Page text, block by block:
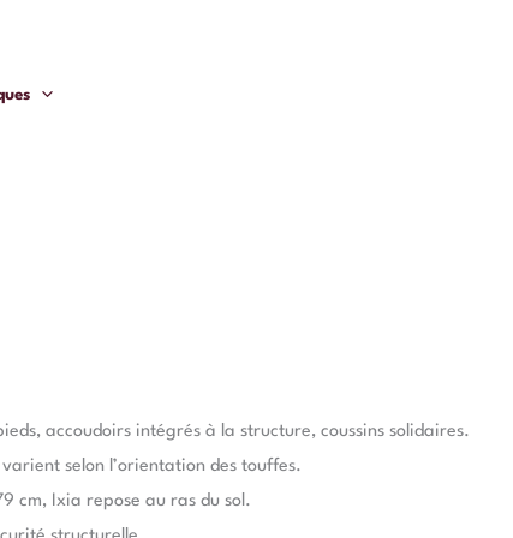
accoudoirs intégrés à la structure, coussins solidaires.
selon l’orientation des touffes.
cm, Ixia repose au ras du sol.